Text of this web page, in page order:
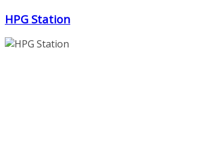
Zum
springen
HPG Station